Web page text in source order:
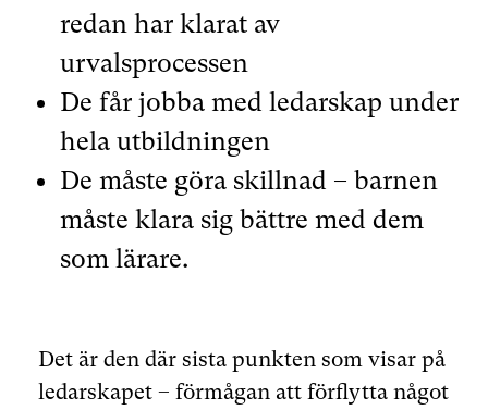
redan har klarat av
urvalsprocessen
De får jobba med ledarskap under
hela utbildningen
De måste göra skillnad – barnen
måste klara sig bättre med dem
som lärare.
Det är den där sista punkten som visar på
ledarskapet – förmågan att förflytta något